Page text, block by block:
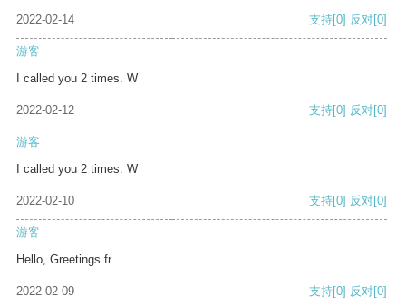
2022-02-14 支持[0] 反对[0]
游客
I called you 2 times. W
2022-02-12 支持[0] 反对[0]
游客
I called you 2 times. W
2022-02-10 支持[0] 反对[0]
游客
Hello, Greetings fr
2022-02-09 支持[0] 反对[0]